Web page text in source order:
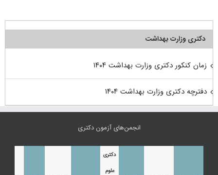
دکتری وزارت بهداشت
زمان کنکور دکتری وزارت بهداشت ۱۴۰۴
دفترچه دکتری وزارت بهداشت ۱۴۰۴
انجمن‌های آزمون دکتری
دکتری
علوم